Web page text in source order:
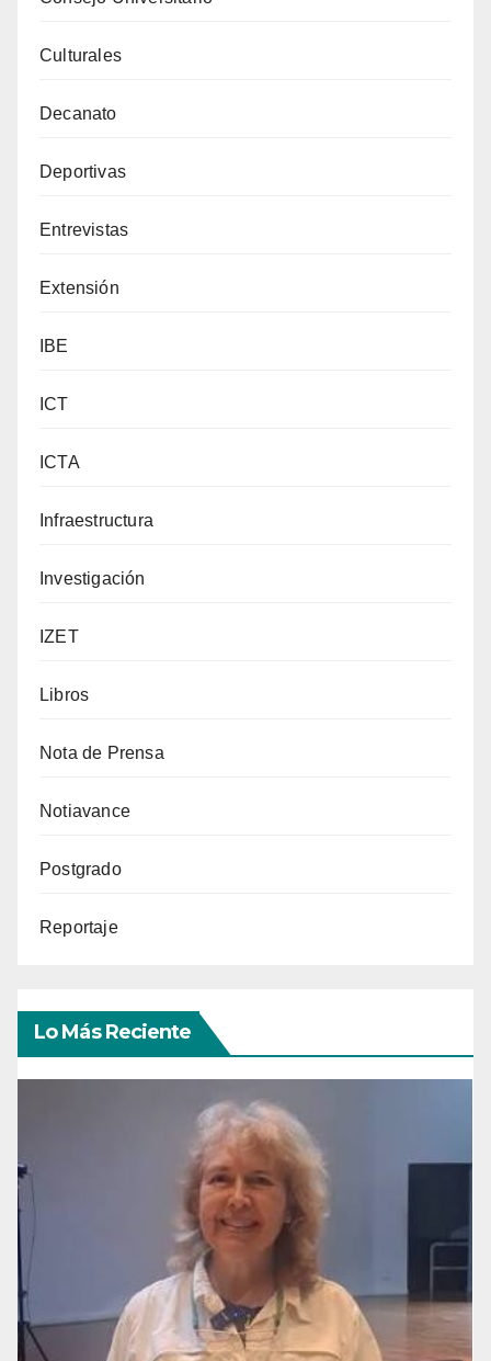
Culturales
Decanato
Deportivas
Entrevistas
Extensión
IBE
ICT
ICTA
Infraestructura
Investigación
IZET
Libros
Nota de Prensa
Notiavance
Postgrado
Reportaje
Lo Más Reciente